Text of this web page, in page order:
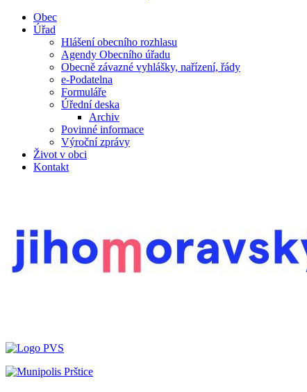
Obec
Úřad
Hlášení obecního rozhlasu
Agendy Obecního úřadu
Obecně závazné vyhlášky, nařízení, řády
e-Podatelna
Formuláře
Úřední deska
Archiv
Povinné informace
Výroční zprávy
Život v obci
Kontakt